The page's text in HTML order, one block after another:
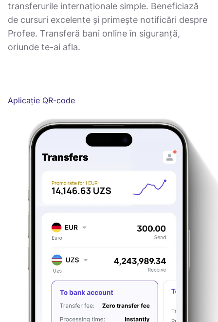
transferurile internaționale simple. Beneficiază
de cursuri excelente și primește notificări despre
Profee. Transferă bani online în siguranță,
oriunde te-ai afla.
Aplicație QR-code